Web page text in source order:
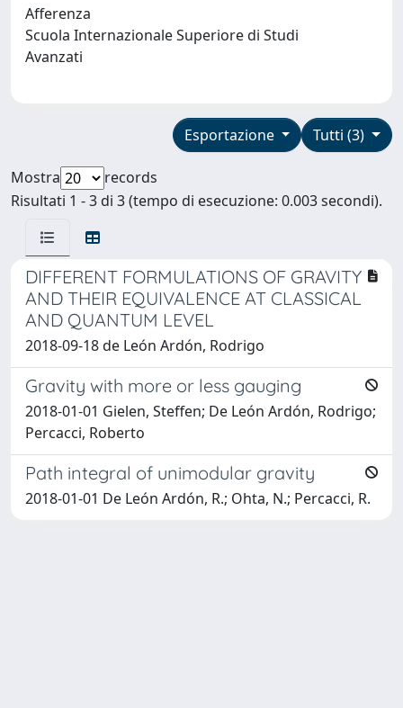
Afferenza
Scuola Internazionale Superiore di Studi
Avanzati
Tutti (3)
Esportazione
Mostra
records
Risultati 1 - 3 di 3 (tempo di esecuzione: 0.003 secondi).
DIFFERENT FORMULATIONS OF GRAVITY
AND THEIR EQUIVALENCE AT CLASSICAL
AND QUANTUM LEVEL
2018-09-18 de León Ardón, Rodrigo
Gravity with more or less gauging
2018-01-01 Gielen, Steffen; De León Ardón, Rodrigo;
Percacci, Roberto
Path integral of unimodular gravity
2018-01-01 De León Ardón, R.; Ohta, N.; Percacci, R.